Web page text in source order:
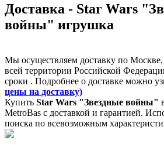
Доставка - Star Wars
войны" игрушка
Мы осуществляем доставку по
всей территории Российской
сроки . Подробнее о доставке можно
цены на доставку)
Купить Star Wars "Звездные войны"
MetroBas с доставкой и гарантией.
поиска по всевозможным